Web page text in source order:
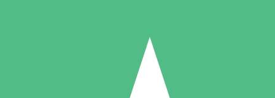
Packs de Crédits Individuels
à l'utilisation avec des crédits de téléchargement. Sans engagement